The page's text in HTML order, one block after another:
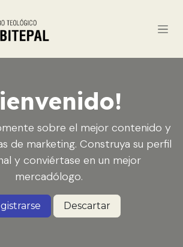
sobre el mejor contenido y
de marketing. Construya su perfil
y conviértase en un mejor
mercadólogo.
Descartar